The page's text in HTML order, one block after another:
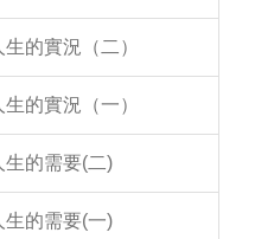
的實況（二）
的實況（一）
的需要(二)
的需要(一)